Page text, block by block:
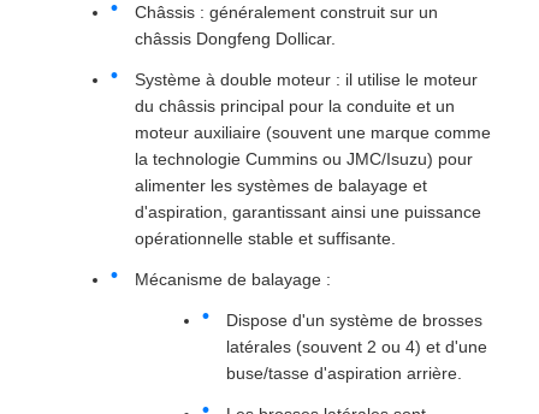
Châssis : généralement construit sur un
châssis Dongfeng Dollicar.
Système à double moteur : il utilise le moteur
du châssis principal pour la conduite et un
moteur auxiliaire (souvent une marque comme
la technologie Cummins ou JMC/Isuzu) pour
alimenter les systèmes de balayage et
d'aspiration, garantissant ainsi une puissance
opérationnelle stable et suffisante.
Mécanisme de balayage :
Dispose d'un système de brosses
latérales (souvent 2 ou 4) et d'une
buse/tasse d'aspiration arrière.